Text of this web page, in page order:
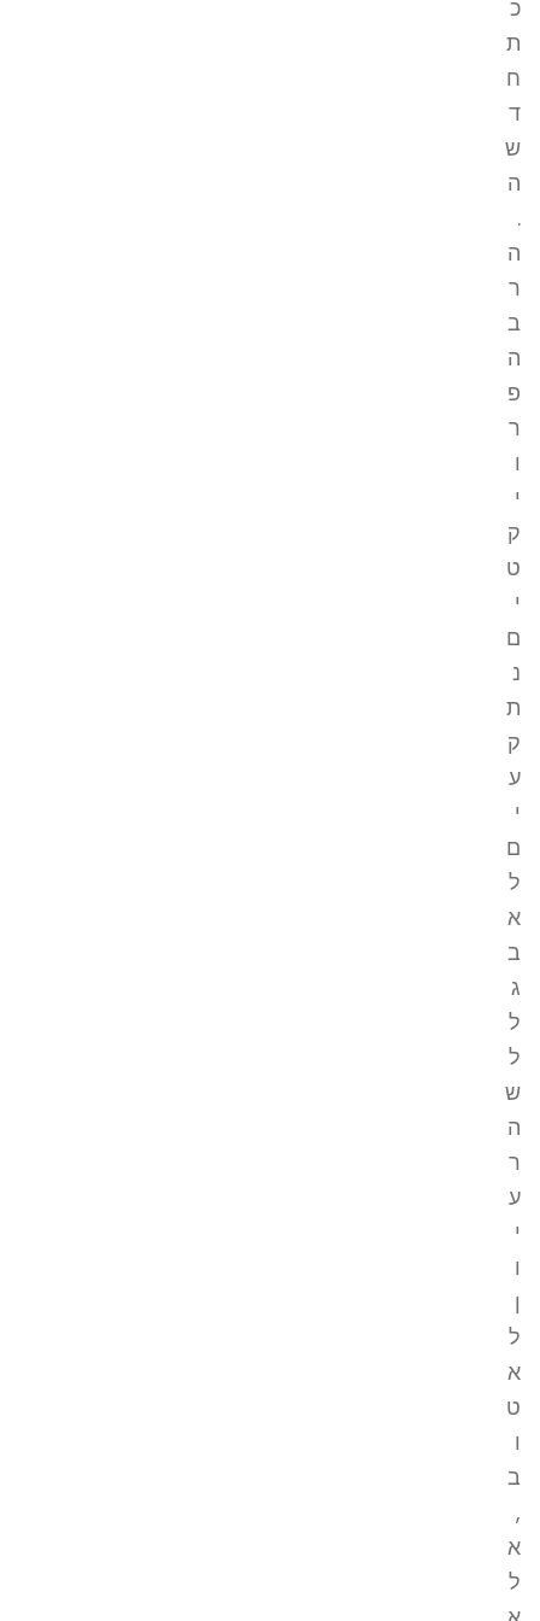
כ
ת
ח
ד
ש
ה
.
ה
ר
ב
ה
פ
ר
ו
י
ק
ט
י
ם
נ
ת
ק
ע
י
ם
ל
א
ב
ג
ל
ל
ש
ה
ר
ע
י
ו
ן
ל
א
ט
ו
ב
,
א
ל